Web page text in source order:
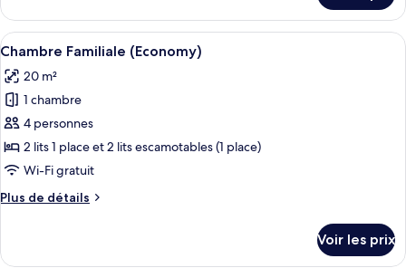
Standard
le
type
de
Chambre
Double
Standard
Afficher
toutes
les
photos
pour
ce
type
chambre :
Une chambre d’hôtel avec deux lits
6
Chambre Familiale (Economy)
20 m²
1 chambre
4 personnes
2 lits 1 place et 2 lits escamotables (1 place)
Wi-Fi gratuit
Plus de détails
Plus
le
Voir les prix